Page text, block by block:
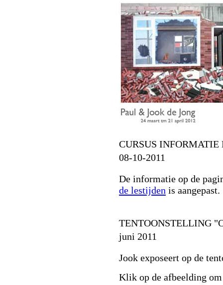
CURSUS INFORMATIE
08-10-2011
De informatie op de
de lestijden is aangepast.
TENTOONSTELLING
juni 2011
Jook exposeert op de
Klik op de afbeelding